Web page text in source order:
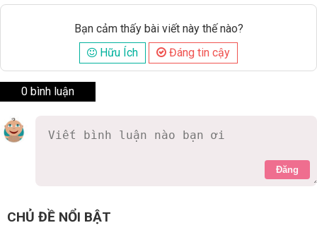
Bạn cảm thấy bài viết này thế nào?
Hữu Ích
Đáng tin cậy
0 bình luận
Đăng
CHỦ ĐỀ NỔI BẬT